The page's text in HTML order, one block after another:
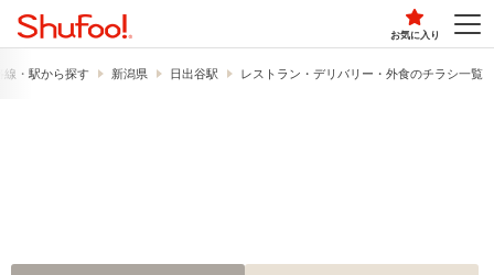
お気に入り
線・駅から探す 新潟県 日出谷駅 レストラン・デリバリー・外食のチラシ一覧